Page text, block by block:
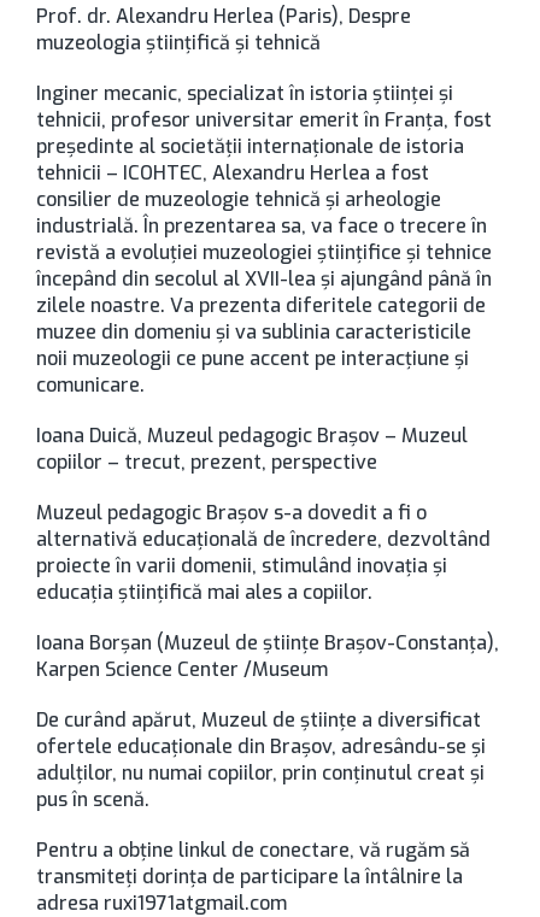
Prof. dr. Alexandru Herlea (Paris), Despre
muzeologia științifică și tehnică
Inginer mecanic, specializat în istoria științei și
tehnicii, profesor universitar emerit în Franța, fost
președinte al societății internaționale de istoria
tehnicii – ICOHTEC, Alexandru Herlea a fost
consilier de muzeologie tehnică și arheologie
industrială. În prezentarea sa, va face o trecere în
revistă a evoluției muzeologiei științifice și tehnice
începând din secolul al XVII-lea și ajungând până în
zilele noastre. Va prezenta diferitele categorii de
muzee din domeniu și va sublinia caracteristicile
noii muzeologii ce pune accent pe interacțiune și
comunicare.
Ioana Duică, Muzeul pedagogic Brașov – Muzeul
copiilor – trecut, prezent, perspective
Muzeul pedagogic Brașov s-a dovedit a fi o
alternativă educațională de încredere, dezvoltând
proiecte în varii domenii, stimulând inovația și
educația științifică mai ales a copiilor.
Ioana Borșan (Muzeul de științe Brașov-Constanța),
Karpen Science Center /Museum
De curând apărut, Muzeul de științe a diversificat
ofertele educaționale din Brașov, adresându-se și
adulților, nu numai copiilor, prin conținutul creat și
pus în scenă.
Pentru a obţine linkul de conectare, vă rugăm să
transmiteţi dorinţa de participare la întâlnire la
adresa ruxi1971atgmail.com